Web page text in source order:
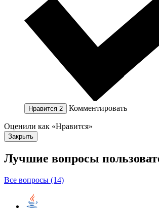
Нравится 2 Комментировать
Оценили как «Нравится»
Закрыть
Лучшие вопросы
Все вопросы (14)